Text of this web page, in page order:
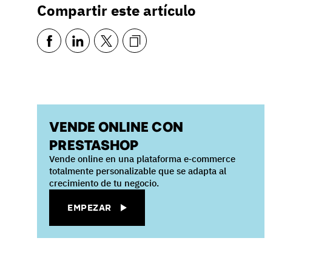
Compartir este artículo
VENDE ONLINE CON
PRESTASHOP
Vende online en una plataforma e‑commerce
totalmente personalizable que se adapta al
crecimiento de tu negocio.
EMPEZAR